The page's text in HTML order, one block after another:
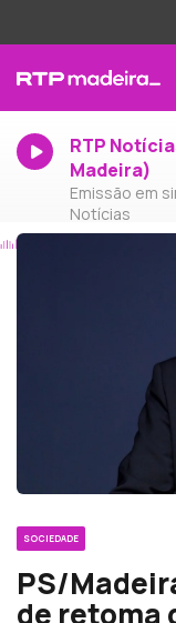
RTP
Madeira)
Emissão em
Notícias
SOCIEDADE
PS/
de retoma